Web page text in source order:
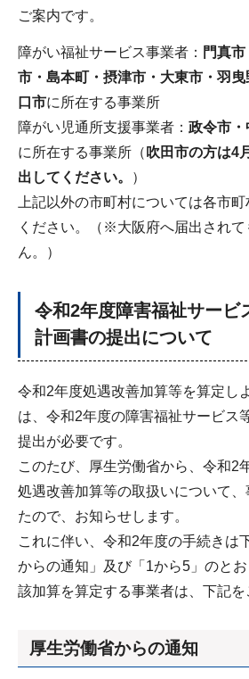
ご案内です。
障がい福祉サービス事業者： 門真
市・島本町・摂津市・大東市・羽
口市に所在する事業所
障がい児通所支援事業者： 政令市・
に所在する事業所（ 吹田市の方は4
出してください。
）
上記以外の市町村については各市
ください。（※大阪府へ届出され
ん。）
令和2年度障害福祉サービ
計画書の提出について
令和2年度処遇改善加算等を算定し
は、令和2年度の障害福祉サービス
提出が必要です。
このたび、厚生労働省から、令和2
処遇改善加算等の取扱いについて
たので、お知らせします。
これに伴い、令和2年度の手続きは
からの通知」及び「1から5」のと
該加算を算定する事業者は、下記を
厚生労働省からの通知